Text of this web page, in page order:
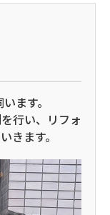
ます。
行い、リフォ
きます。